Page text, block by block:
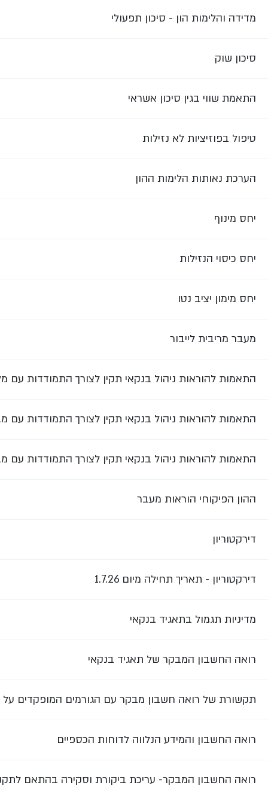
מדידה והלימות הון - סיכון תפעולי
סיכון שוק
התאמת שווי בגין סיכון אשראי
טיפול בפוזיציות לא נזילות
הערכת נאותות הלימות ההון
יחס מינוף
יחס כיסוי הנזילות
יחס מימון יציב נטו
מעבר מריבית לייבור
התאמות להוראות ניהול בנקאי תקין לצורך התמודדות
התאמות להוראות ניהול בנקאי תקין לצורך התמודדות
התאמות להוראות ניהול בנקאי תקין לצורך התמודדות
ההון הפיקוחי הוראות מעבר
דירקטוריון
דירקטוריון - תאריך תחילה מיום 1.7.26
מדיניות תגמול בתאגיד בנקאי
רואה החשבון המבקר של תאגיד בנקאי
תקשורת של רואה חשבון מבקר עם הגורמים המופקדים
רואה החשבון והמידע הנלווה לדוחות הכספיים
רואה החשבון המבקר- עריכת ביקורת וסקירה בהתאם